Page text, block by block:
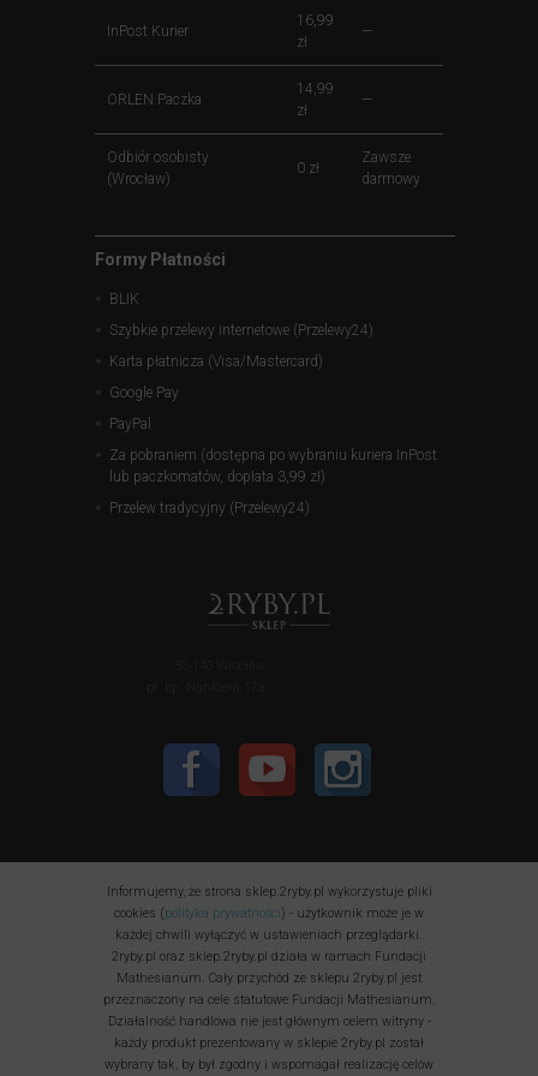
InPost Kurier
16,99
zł
—
ORLEN Paczka
14,99
zł
—
Odbiór osobisty
(Wrocław)
0 zł
Zawsze
darmowy
Formy Płatności
BLIK
Szybkie przelewy internetowe (Przelewy24)
Karta płatnicza (Visa/Mastercard)
Google Pay
PayPal
Za pobraniem (dostępna po wybraniu kuriera InPost
lub paczkomatów, dopłata 3,99 zł)
Przelew tradycyjny (Przelewy24)
Informujemy, że strona sklep.2ryby.pl wykorzystuje pliki
cookies (polityka prywatności) - użytkownik może je w
każdej chwili wyłączyć w ustawieniach przeglądarki.
2ryby.pl oraz sklep.2ryby.pl działa w ramach Fundacji
Mathesianum. Cały przychód ze sklepu 2ryby.pl jest
przeznaczony na cele statutowe Fundacji Mathesianum.
Działalność handlowa nie jest głównym celem witryny -
każdy produkt prezentowany w sklepie 2ryby.pl został
wybrany tak, by był zgodny i wspomagał realizację celów